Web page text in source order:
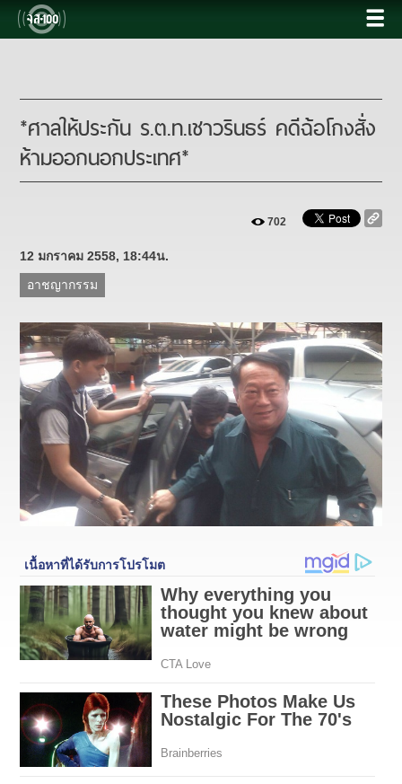
*ศาลให้ประกัน ร.ต.ท.เชาวรินธร์ คดีฉ้อโกงสั่ง
ห้ามออกนอกประเทศ*
702
12 มกราคม 2558, 18:44น.
อาชญากรรม